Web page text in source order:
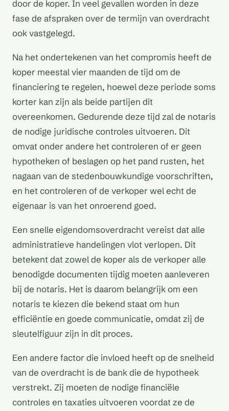
door de koper. In veel gevallen worden in deze
fase de afspraken over de termijn van overdracht
ook vastgelegd.
Na het ondertekenen van het compromis heeft de
koper meestal vier maanden de tijd om de
financiering te regelen, hoewel deze periode soms
korter kan zijn als beide partijen dit
overeenkomen. Gedurende deze tijd zal de notaris
de nodige juridische controles uitvoeren. Dit
omvat onder andere het controleren of er geen
hypotheken of beslagen op het pand rusten, het
nagaan van de stedenbouwkundige voorschriften,
en het controleren of de verkoper wel echt de
eigenaar is van het onroerend goed.
Een snelle eigendomsoverdracht vereist dat alle
administratieve handelingen vlot verlopen. Dit
betekent dat zowel de koper als de verkoper alle
benodigde documenten tijdig moeten aanleveren
bij de notaris. Het is daarom belangrijk om een
notaris te kiezen die bekend staat om hun
efficiëntie en goede communicatie, omdat zij de
sleutelfiguur zijn in dit proces.
Een andere factor die invloed heeft op de snelheid
van de overdracht is de bank die de hypotheek
verstrekt. Zij moeten de nodige financiële
controles en taxaties uitvoeren voordat ze de